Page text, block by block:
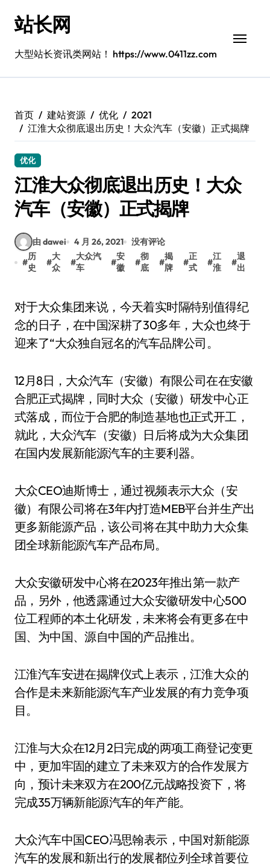
站长网
大型站长资讯类网站！ https://www.0411zz.com
首页 建站资源 优化
2021
江淮大众彻底退出历史！大众汽车（安徽）正式揭牌
优化
江淮大众彻底退出历史！大众
汽车（安徽）正式揭牌
由 dawei 4 月 26, 2021
没有评论
#
历
史
#
大
众
#
大众汽
车
#
安
徽
#
彻
底
#
揭
牌
#
正
式
#
江
淮
#
退
出
对于大众集团来说，今天着实时隔特别值得纪
念的日子，在中国深耕了30多年，大众也终于
迎来了“大众独自冠名的汽车品牌公司。
12月8日，大众汽车（安徽）有限公司在在安徽
合肥正式揭牌，同时大众（安徽）研发中心正
式落成，而位于合肥的制造基地也正式开工，
就此，大众汽车（安徽）日后将成为大众集团
在国内发展新能源汽车的主要利器。
大众CEO迪斯博士，通过视频表示大众（安
徽）有限公司将在3年内打造MEB平台并生产出
更多新能源产品，该公司将在其中助力大众集
团全球新能源汽车产品布局。
大众安徽研发中心将在2023年推出第一款产
品，另外，他透露通过大众安徽研发中心500
位工程师的本土化研发，未来将会有更多在中
国、为中国、源自中国的产品推出。
江淮汽车安进在揭牌仪式上表示，江淮大众的
合作是未来新能源汽车产业发展的有力竞争项
目。
江淮与大众在12月2日完成的两项工商登记变更
中，更加牢固的建立了未来双方的合作发展方
向，预计未来双方在200亿元战略投资下，将
完成35万辆新能源汽车的年产能。
大众汽车中国CEO冯思翰表示，中国对新能源
汽车的发展和新出行的发展都位列全球首要位